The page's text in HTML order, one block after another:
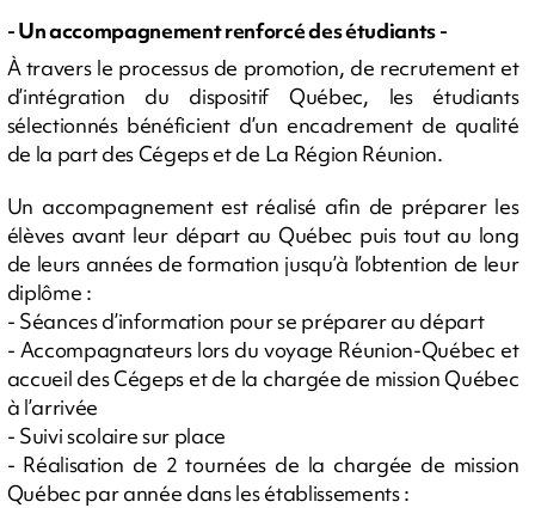
- Un accompagnement renforcé des étudiants -
À travers le processus de promotion, de recrutement et
d’intégration du dispositif Québec, les étudiants
sélectionnés bénéficient d’un encadrement de qualité
de la part des Cégeps et de La Région Réunion.
Un accompagnement est réalisé afin de préparer les
élèves avant leur départ au Québec puis tout au long
de leurs années de formation jusqu’à l’obtention de leur
diplôme :
- Séances d’information pour se préparer au départ
- Accompagnateurs lors du voyage Réunion-Québec et
accueil des Cégeps et de la chargée de mission Québec
à l’arrivée
- Suivi scolaire sur place
- Réalisation de 2 tournées de la chargée de mission
Québec par année dans les établissements :